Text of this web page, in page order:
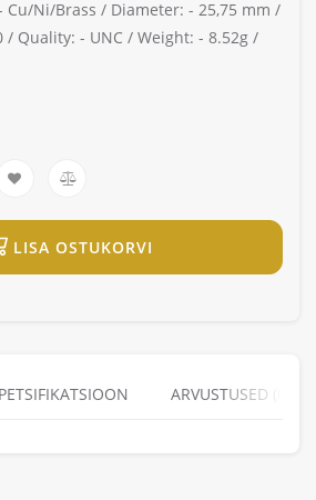
Cu/Ni/Brass / Diameter: - 25,75 mm /
/ Quality: - UNC / Weight: - 8.52g /
LISA OSTUKORVI
ARVUSTUSED (0)